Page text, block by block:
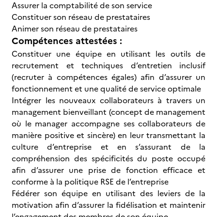
Assurer la comptabilité de son service
Constituer son réseau de prestataires
Animer son réseau de prestataires
Compétences attestées :
Constituer une équipe en utilisant les outils de
recrutement et techniques d’entretien inclusif
(recruter à compétences égales) afin d’assurer un
fonctionnement et une qualité de service optimale
Intégrer les nouveaux collaborateurs à travers un
management bienveillant (concept de management
où le manager accompagne ses collaborateurs de
manière positive et sincère) en leur transmettant la
culture d’entreprise et en s’assurant de la
compréhension des spécificités du poste occupé
afin d’assurer une prise de fonction efficace et
conforme à la politique RSE de l’entreprise
Fédérer son équipe en utilisant des leviers de la
motivation afin d’assurer la fidélisation et maintenir